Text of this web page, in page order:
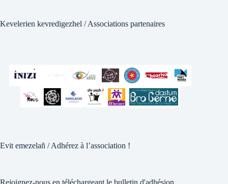
Kevelerien kevredigezhel / Associations partenaires
Evit emezelañ / Adhérez à l’association !